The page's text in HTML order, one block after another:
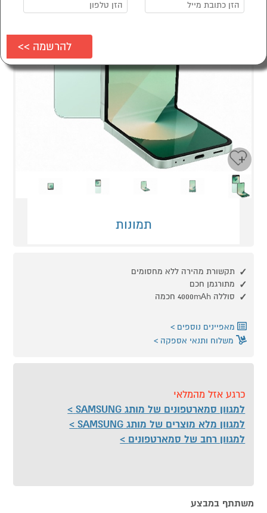
תמונות
תקשורת מהירה ללא מחסומים
מתורגמן חכם
סוללה 4000mAh חכמה
מאפיינים נוספים
משלוח ותנאי אספקה
כרגע אזל מהמלאי
למגוון סמארטפונים של מותג SAMSUNG
למגוון מלא מוצרים של מותג SAMSUNG
למגוון רחב של סמארטפונים
משתתף במבצע